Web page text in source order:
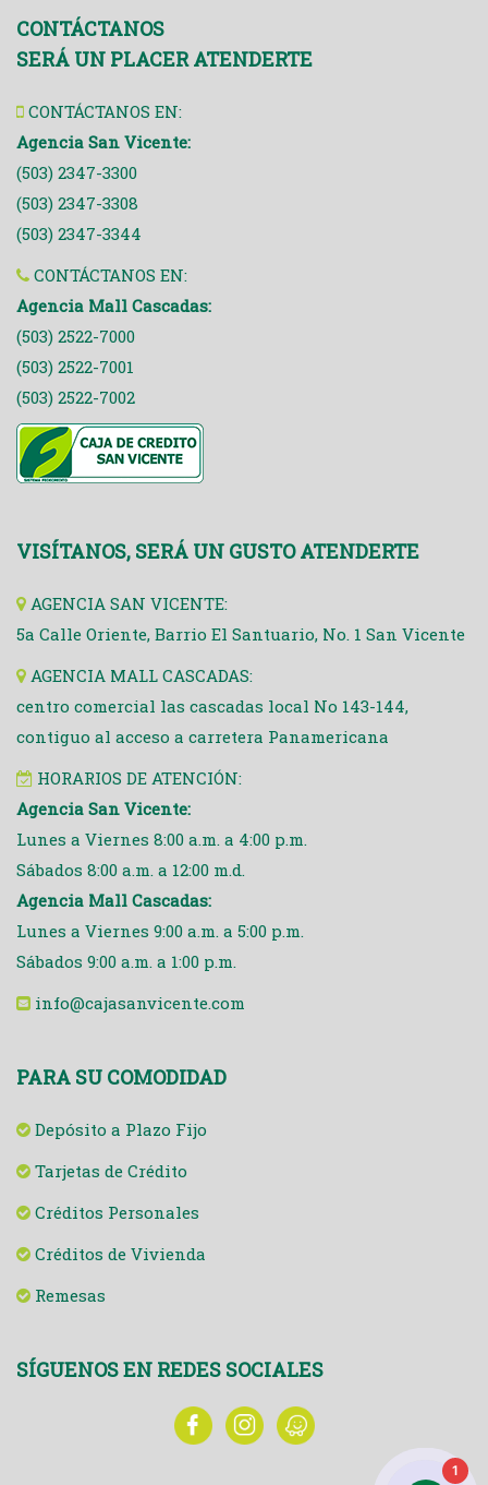
CONTÁCTANOS
SERÁ UN PLACER ATENDERTE
CONTÁCTANOS EN:
Agencia San Vicente:
(503) 2347-3300
(503) 2347-3308
(503) 2347-3344
CONTÁCTANOS EN:
Agencia Mall Cascadas:
(503) 2522-7000
(503) 2522-7001
(503) 2522-7002
VISÍTANOS, SERÁ UN GUSTO ATENDERTE
AGENCIA SAN VICENTE:
5a Calle Oriente, Barrio El Santuario, No. 1 San Vicente
AGENCIA MALL CASCADAS:
centro comercial las cascadas local No 143-144,
contiguo al acceso a carretera Panamericana
HORARIOS DE ATENCIÓN:
Agencia San Vicente:
Lunes a Viernes 8:00 a.m. a 4:00 p.m.
Sábados 8:00 a.m. a 12:00 m.d.
Agencia Mall Cascadas:
Lunes a Viernes 9:00 a.m. a 5:00 p.m.
Sábados 9:00 a.m. a 1:00 p.m.
info@cajasanvicente.com
PARA SU COMODIDAD
Depósito a Plazo Fijo
Tarjetas de Crédito
Créditos Personales
Créditos de Vivienda
Remesas
SÍGUENOS EN REDES SOCIALES
1